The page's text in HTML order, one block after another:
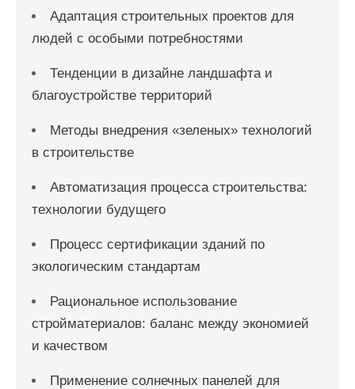
Адаптация строительных проектов для
людей с особыми потребностями
Тенденции в дизайне ландшафта и
благоустройстве территорий
Методы внедрения «зеленых» технологий
в строительстве
Автоматизация процесса строительства:
технологии будущего
Процесс сертификации зданий по
экологическим стандартам
Рациональное использование
стройматериалов: баланс между экономией
и качеством
Применение солнечных панелей для